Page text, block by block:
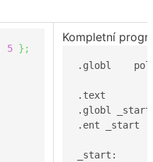
5 } ;
Kompletní
.globl
.text
.globl
.ent
_start: